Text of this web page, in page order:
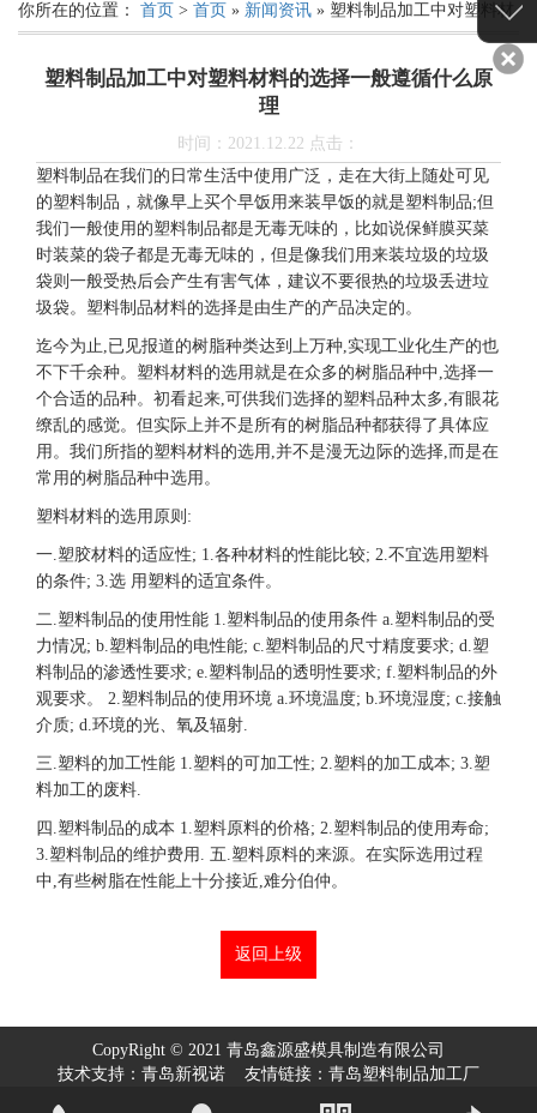
你所在的位置： 首页 > 首页 » 新闻资讯 » 塑料制品加工中对塑料材
塑料制品加工中对塑料材料的选择一般遵循什么原
理
时间：2021.12.22 点击：
塑料制品在我们的日常生活中使用广泛，走在大街上随处可见
的塑料制品，就像早上买个早饭用来装早饭的就是塑料制品;但
我们一般使用的塑料制品都是无毒无味的，比如说保鲜膜买菜
时装菜的袋子都是无毒无味的，但是像我们用来装垃圾的垃圾
袋则一般受热后会产生有害气体，建议不要很热的垃圾丢进垃
圾袋。塑料制品材料的选择是由生产的产品决定的。
迄今为止,已见报道的树脂种类达到上万种,实现工业化生产的也
不下千余种。塑料材料的选用就是在众多的树脂品种中,选择一
个合适的品种。初看起来,可供我们选择的塑料品种太多,有眼花
缭乱的感觉。但实际上并不是所有的树脂品种都获得了具体应
用。我们所指的塑料材料的选用,并不是漫无边际的选择,而是在
常用的树脂品种中选用。
塑料材料的选用原则:
一.塑胶材料的适应性; 1.各种材料的性能比较; 2.不宜选用塑料
的条件; 3.选 用塑料的适宜条件。
二.塑料制品的使用性能 1.塑料制品的使用条件 a.塑料制品的受
力情况; b.塑料制品的电性能; c.塑料制品的尺寸精度要求; d.塑
料制品的渗透性要求; e.塑料制品的透明性要求; f.塑料制品的外
观要求。 2.塑料制品的使用环境 a.环境温度; b.环境湿度; c.接触
介质; d.环境的光、氧及辐射.
三.塑料的加工性能 1.塑料的可加工性; 2.塑料的加工成本; 3.塑
料加工的废料.
四.塑料制品的成本 1.塑料原料的价格; 2.塑料制品的使用寿命;
3.塑料制品的维护费用. 五.塑料原料的来源。在实际选用过程
中,有些树脂在性能上十分接近,难分伯仲。
返回上级
CopyRight © 2021 青岛鑫源盛模具制造有限公司
技术支持： 青岛新视诺 友情链接： 青岛塑料制品加工厂